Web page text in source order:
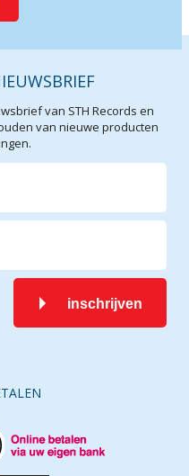
van STH Records en
van nieuwe producten
inschrijven